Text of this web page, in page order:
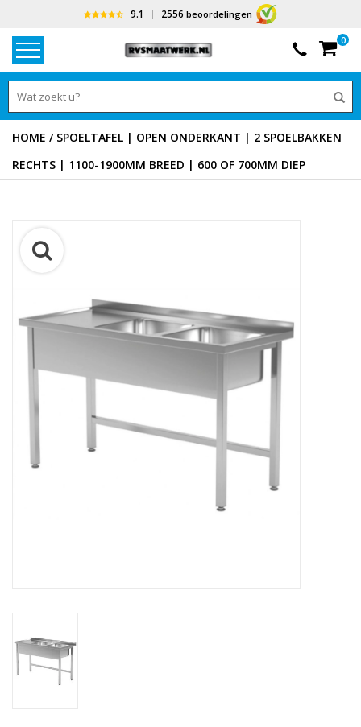
9.1 2556 beoordelingen
0
HOME / SPOELTAFEL | OPEN ONDERKANT | 2 SPOELBAKKEN
RECHTS | 1100-1900MM BREED | 600 OF 700MM DIEP